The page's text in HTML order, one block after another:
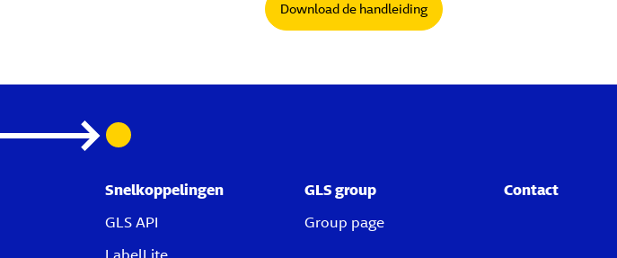
Download de handleiding
Snelkoppelingen
GLS API
GLS group
Group page
Contact